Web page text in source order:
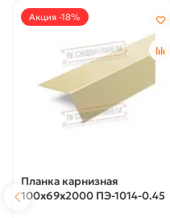
Акция -18%
Планка карнизная
100х69х2000 ПЭ-1014-0.45